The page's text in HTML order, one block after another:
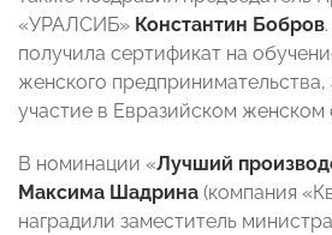
«УРАЛСИБ» Константин Бобров
получила сертификат на
женского
участие в Евразийском женском
В номинации «Лучший
Максима Шадрина (компания
наградили заместитель